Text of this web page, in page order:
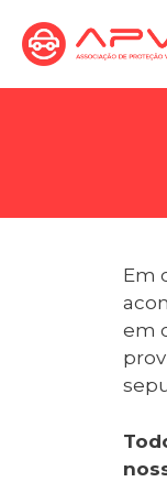
para
conteúdo
Em
em